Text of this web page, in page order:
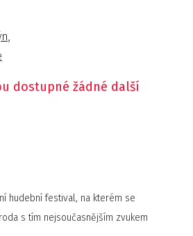
dostupné žádné další
hudební festival, na kterém se
s tím nejsoučasnějším zvukem